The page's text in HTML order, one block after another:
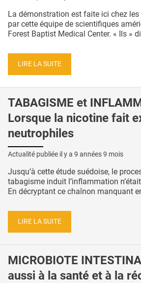
La démonstration est faite ici chez les
par cette équipe de scientifiques
Forest Baptist Medical Center. « Ils »
LIRE LA SUITE
TABAGISME et
Lorsque la nicotine fait
neutrophiles
Actualité publiée il y a 9 années 9 mois
Jusqu’à cette étude suédoise, le
tabagisme induit l’inflammation
En décryptant ce chaînon manquant
LIRE LA SUITE
MICROBIOTE
aussi à la santé et à la